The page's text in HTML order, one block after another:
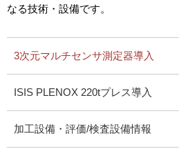
なる技術・設備です。
3次元マルチセンサ測定器導入
ISIS PLENOX 220tプレス導入
加工設備・評価/検査設備情報